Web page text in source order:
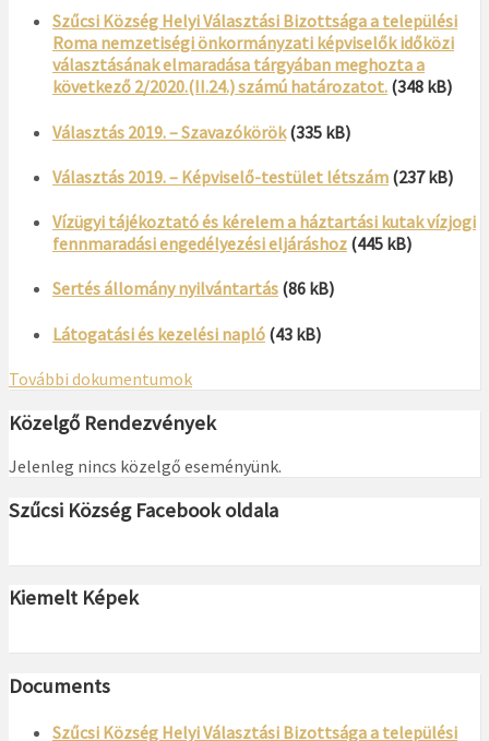
Szűcsi Község Helyi Választási Bizottsága a települési
Roma nemzetiségi önkormányzati képviselők időközi
választásának elmaradása tárgyában meghozta a
következő 2/2020.(II.24.) számú határozatot. (348 kB)
Választás 2019. – Szavazókörök (335 kB)
Választás 2019. – Képviselő-testület létszám (237 kB)
Vízügyi tájékoztató és kérelem a háztartási kutak vízjogi
fennmaradási engedélyezési eljáráshoz (445 kB)
Sertés állomány nyilvántartás (86 kB)
Látogatási és kezelési napló (43 kB)
További dokumentumok
Közelgő Rendezvények
Jelenleg nincs közelgő eseményünk.
Szűcsi Község Facebook oldala
Kiemelt Képek
Documents
Szűcsi Község Helyi Választási Bizottsága a települési